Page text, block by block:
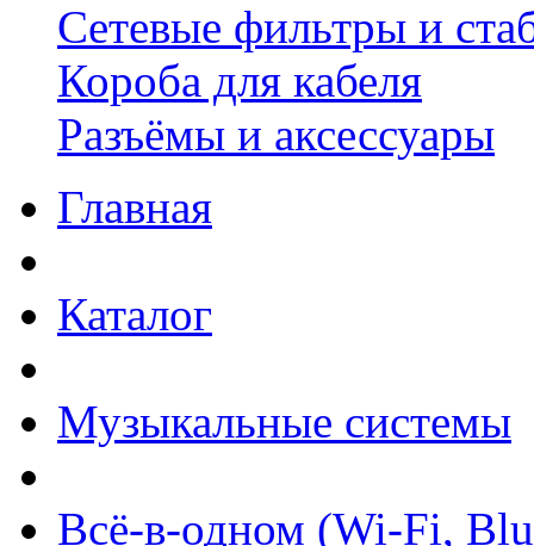
Сетевые фильтры и
Короба для кабеля
Разъёмы и аксессуары
Главная
Каталог
Музыкальные системы
Всё-в-одном (Wi-Fi,